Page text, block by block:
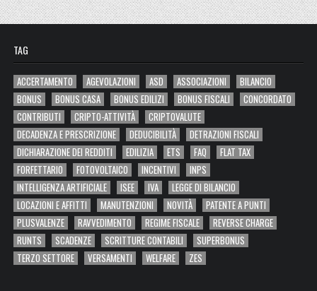
TAG
ACCERTAMENTO AGEVOLAZIONI ASD ASSOCIAZIONI
BILANCIO
BONUS
BONUS CASA BONUS EDILIZI BONUS FISCALI
CONCORDATO
CONTRIBUTI
CRIPTO-ATTIVITÀ
CRIPTOVALUTE
DECADENZA E PRESCRIZIONE
DEDUCIBILITÀ
DETRAZIONI FISCALI
DICHIARAZIONE DEI REDDITI
EDILIZIA ETS FAQ
FLAT TAX
FORFETTARIO
FOTOVOLTAICO INCENTIVI
INPS
INTELLIGENZA ARTIFICIALE
ISEE IVA
LEGGE DI BILANCIO
LOCAZIONI E AFFITTI
MANUTENZIONI NOVITÀ
PATENTE A PUNTI
PLUSVALENZE
RAVVEDIMENTO REGIME FISCALE
REVERSE CHARGE
RUNTS
SCADENZE SCRITTURE CONTABILI
SUPERBONUS
TERZO SETTORE
VERSAMENTI WELFARE ZES